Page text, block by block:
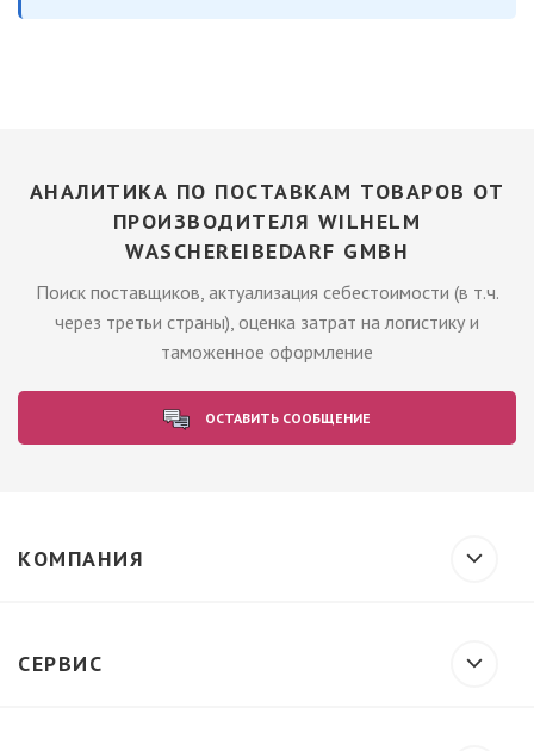
АНАЛИТИКА ПО ПОСТАВКАМ ТОВАРОВ ОТ
ПРОИЗВОДИТЕЛЯ WILHELM
WASCHEREIBEDARF GMBH
Поиск поставщиков, актуализация себестоимости (в т.ч.
через третьи страны), оценка затрат на логистику и
таможенное оформление
ОСТАВИТЬ СООБЩЕНИЕ
КОМПАНИЯ
СЕРВИС